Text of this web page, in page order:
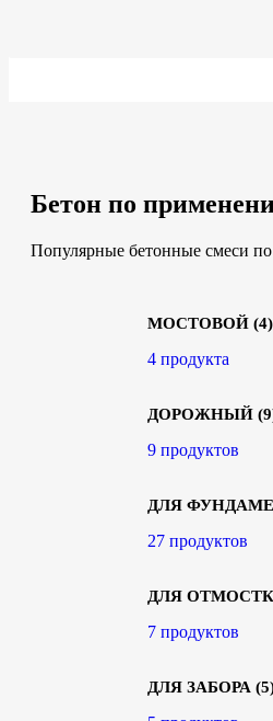
Бетон по
Популярные бетонные смеси
МОСТОВОЙ (4)
4 продукта
ДОРОЖНЫЙ
9 продуктов
ДЛЯ
27 продуктов
ДЛЯ
7 продуктов
ДЛЯ ЗАБОРА